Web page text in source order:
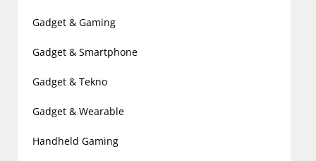
Gadget & Gaming
Gadget & Smartphone
Gadget & Tekno
Gadget & Wearable
Handheld Gaming